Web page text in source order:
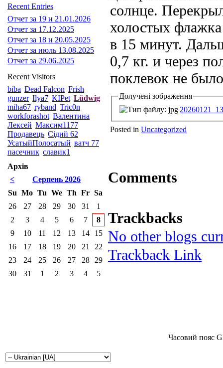
солнце.
холостых
в 15 минут.
0,7 кг. и через
поклевок не
Долучені зображення
Posted in Uncategorized
Comments
Trackbacks
No other blogs
Trackback Link
Recent Entries
Отчет за 19 и 21.01.2026
Отчет за 17.12.2025
Отчет за 18 и 20.05.2025
Отчет за июль 13.08.2025
Отчет за 29.06.2025
Recent Visitors
biba Dead Falcon Frish
gunzer Ilya7 KIPet Lüdwig
miha67 ryband Tric0n
workforashot Валентина
Лексей Максим1177
Продавець Сідий 62
УсатыйПолосатый ватч 77
пасечник славик1
Архів
<
Серпень 2026
Su Mo Tu We Th Fr Sa
26
27 28 29 30 31
1
2
3 4 5 6 7
8
9
10 11 12 13 14
15
16
17 18 19 20 21
22
23
24 25 26 27 28
29
30
31 1 2 3 4 5
Часовий пояс